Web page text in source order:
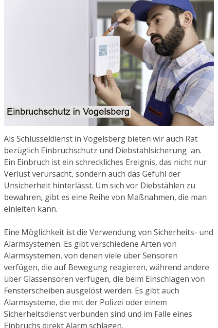
Als Schlüsseldienst in Vogelsberg bieten wir auch Rat
bezüglich Einbruchschutz und Diebstahlsicherung an.
Ein Einbruch ist ein schreckliches Ereignis, das nicht nur
Verlust verursacht, sondern auch das Gefühl der
Unsicherheit hinterlässt. Um sich vor Diebstählen zu
bewahren, gibt es eine Reihe von Maßnahmen, die man
einleiten kann.
Eine Möglichkeit ist die Verwendung von Sicherheits- und
Alarmsystemen. Es gibt verschiedene Arten von
Alarmsystemen, von denen viele über Sensoren
verfügen, die auf Bewegung reagieren, während andere
über Glassensoren verfügen, die beim Einschlagen von
Fensterscheiben ausgelöst werden. Es gibt auch
Alarmsysteme, die mit der Polizei oder einem
Sicherheitsdienst verbunden sind und im Falle eines
Einbruchs direkt Alarm schlagen.